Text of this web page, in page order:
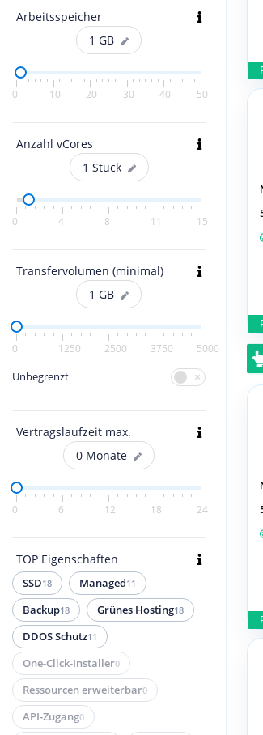
Arbeitsspeicher
1 GB
0 10 20 30 40 50
Anzahl vCores
1 Stück
0 4 8 11 15
Transfervolumen (minimal)
1 GB
0 1250 2500 3750 5000
Unbegrenzt
Vertragslaufzeit max.
0 Monate
0 6 12 18 24
TOP Eigenschaften
SSD18 Managed11
Backup18 Grünes Hosting18
DDOS Schutz11
One-Click-Installer0
Ressourcen erweiterbar0
API-Zugang0